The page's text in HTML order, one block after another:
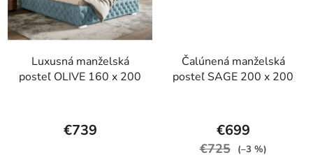
Luxusná manželská
posteľ OLIVE 160 x 200
hodnotenie
€739
Čalúnená manželská
posteľ SAGE 200 x 200
hodnotenie
produktu
€699
€725 (–3 %)